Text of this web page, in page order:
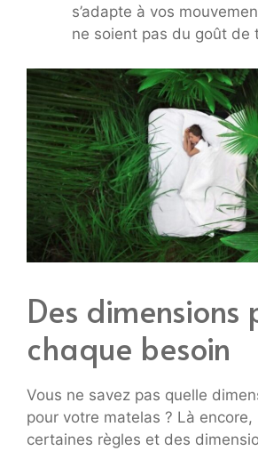
s’adapte à vos
ne soient pas du goût de
Des dimensions
chaque besoin
Vous ne savez pas quelle
pour votre matelas ? Là encore,
certaines règles et des